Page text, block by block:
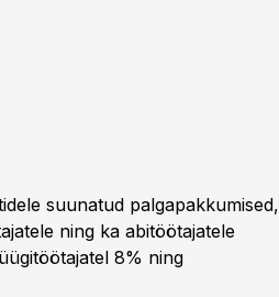
suunatud palgapakkumised,
ning ka abitöötajatele
8% ning